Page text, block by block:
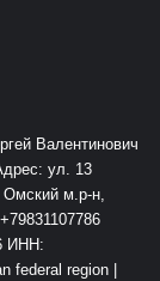
Валентинович
ул. 13
Омский м.р-н,
ИНН:
federal region |